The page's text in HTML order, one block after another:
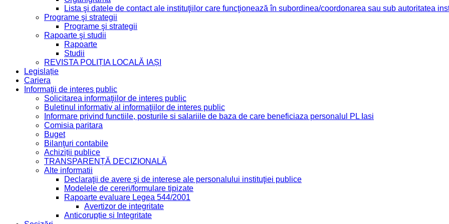
Lista şi datele de contact ale instituţiilor care funcţionează în subordinea/coordonarea sau sub autoritatea
Programe şi strategii
Programe şi strategii
Rapoarte şi studii
Rapoarte
Studii
REVISTA POLIȚIA LOCALĂ IAȘI
Legislație
Cariera
Informaţii de interes public
Solicitarea informaţiilor de interes public
Buletinul informativ al informaţiilor de interes public
Informare privind functiile, posturile si salariile de baza de care beneficiaza personalul PL Iasi
Comisia paritara
Buget
Bilanţuri contabile
Achiziții publice
TRANSPARENȚĂ DECIZIONALĂ
Alte informatii
Declaraţii de avere şi de interese ale personalului instituţiei publice
Modelele de cereri/formulare tipizate
Rapoarte evaluare Legea 544/2001
Avertizor de integritate
Anticorupție și Integritate